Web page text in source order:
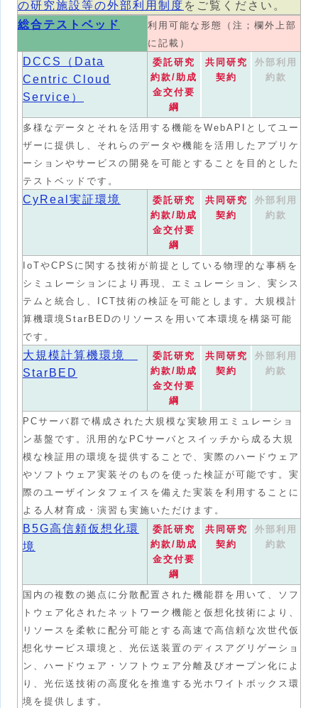
の研究施設等の外部利用制度 をご覧ください。
総合テストベッド
利用可能な形態（注；欄外上部
に記載）
DCCS（Data
Centric Cloud
Service）
委託研究
約款/助成
金交付要
綱
共同研究
契約
外部利用
約款
多様なデータとそれを活用する機能をWebAPIとしてユー
ザーに提供し、それらのデータや機能を活用したアプリケ
ーションやサービスの開発を可能とすることを目的とした
テストベッドです。
CyReal実証環境
委託研究
約款/助成
金交付要
綱
共同研究
契約
外部利用
約款
IoTやCPSに関する技術が前提としている物理的な事柄を
シミュレーションにより再現、エミュレーション、実シス
テムと統合し、ICT技術の検証を可能とします。大規模計
算機環境StarBEDのリソースを用いて本環境を構築可能
です。
大規模計算機環境
StarBED
委託研究
約款/助成
金交付要
綱
共同研究
契約
外部利用
約款
PCサーバ群で構成された大規模な実験用エミュレーショ
ン基盤です。汎用的なPCサーバとスイッチから成る大規
模な検証用の環境を提供することで、実際のハードウェア
やソフトウェア実装そのものを使った検証が可能です。実
際のユーザインタフェイスを備えた実装を利用することに
よる人材育成・演習も実施いただけます。
B5G高信頼仮想化環
境
委託研究
約款/助成
金交付要
綱
共同研究
契約
外部利用
約款
国内の複数の拠点に分散配置された機能群を用いて、ソフ
トウェア化されたネットワーク機能と仮想化技術により、
リソースを柔軟に配分可能とする高速で高信頼な次世代仮
想化サービス環境と、光伝送装置のディスアグリゲーショ
ン、ハードウェア・ソフトウェア分離及びオープン化によ
り、光伝送技術の高度化を推進する光ホワイトボックス環
境を提供します。